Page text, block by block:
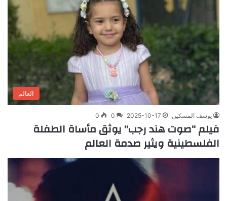
العالم
يوسف المسكين 2025-10-17
0
0
فيلم “صوت هند رجب” يوثق مأساة الطفلة
الفلسطينية ويثير صدمة العالم